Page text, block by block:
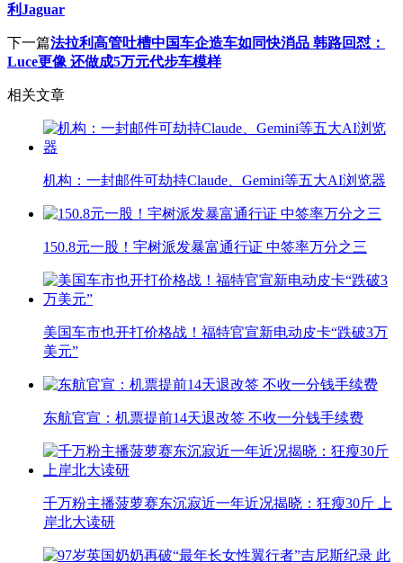
利Jaguar
下一篇法拉利高管吐槽中国车企造车如同快消品 韩路回怼：
Luce更像 还做成5万元代步车模样
相关文章
机构：一封邮件可劫持Claude、Gemini等五大AI浏览器
150.8元一股！宇树派发暴富通行证 中签率万分之三
美国车市也开打价格战！福特官宣新电动皮卡“跌破3万
美元”
东航官宣：机票提前14天退改签 不收一分钱手续费
千万粉主播菠萝赛东沉寂近一年近况揭晓：狂瘦30斤 上
岸北大读研